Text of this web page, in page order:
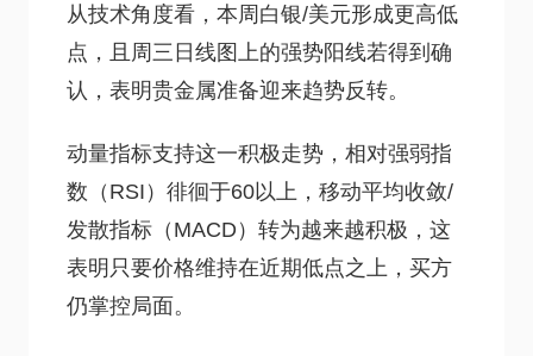
从技术角度看，本周白银/美元形成更高低
点，且周三日线图上的强势阳线若得到确
认，表明贵金属准备迎来趋势反转。
动量指标支持这一积极走势，相对强弱指
数（RSI）徘徊于60以上，移动平均收敛/
发散指标（MACD）转为越来越积极，这
表明只要价格维持在近期低点之上，买方
仍掌控局面。